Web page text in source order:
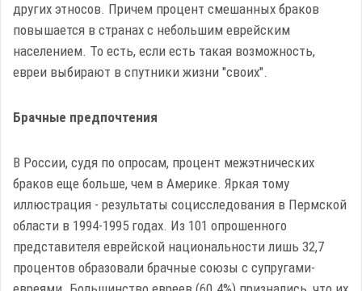
других этносов. Причем процент смешанных браков
повышается в странах с небольшим еврейским
населением. То есть, если есть такая возможность,
евреи выбирают в спутники жизни "своих".
Брачные предпочтения
В России, судя по опросам, процент межэтнических
браков еще больше, чем в Америке. Яркая тому
иллюстрация - результаты социсследования в Пермской
области в 1994-1995 годах. Из 101 опрошенного
представителя еврейской национальности лишь 32,7
процентов образовали брачные союзы с супругами-